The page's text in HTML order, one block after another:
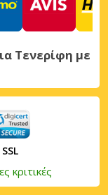
Τενερίφη με
SSL
κριτικές